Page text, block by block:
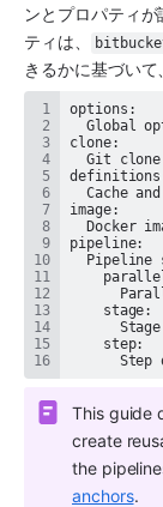
ンとプロパティ
ティは、
きるかに基づいて
Step
This guide
create
the
anchors.